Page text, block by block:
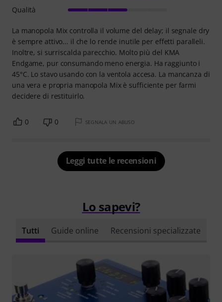
La manopola Mix controlla il volume del delay; il segnale dry
è sempre attivo... il che lo rende inutile per effetti paralleli.
Inoltre, si surriscalda parecchio. Molto più del KMA
Endgame, pur consumando meno energia. Ha raggiunto i
45°C. Lo stavo usando con la ventola accesa. La mancanza di
una vera e propria manopola Mix è sufficiente per farmi
decidere di restituirlo.
Qualità
0 0 SEGNALA UN ABUSO
Leggi tutte le recensioni
Lo sapevi?
Tutti Guide online Recensioni specializzate